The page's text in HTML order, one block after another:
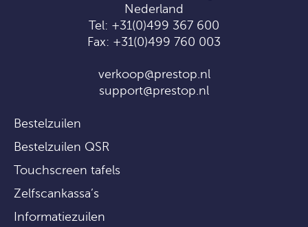
Nederland
Tel: +31(0)499 367 600
Fax: +31(0)499 760 003
verkoop@prestop.nl
support@prestop.nl
Bestelzuilen
Bestelzuilen QSR
Touchscreen tafels
Zelfscankassa’s
Informatiezuilen